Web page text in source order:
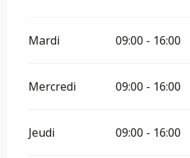
Mardi 09:00 - 16:00
Mercredi 09:00 - 16:00
Jeudi 09:00 - 16:00